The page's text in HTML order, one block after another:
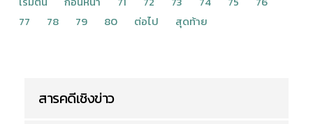
77
78 79 80 ต่อไป สุดท้าย
สารคดีเชิงข่าว